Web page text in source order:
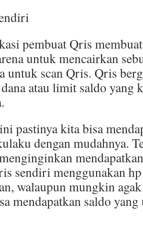
pembuat Qris
untuk mencairkan
untuk scan Qris. Qris
atau limit saldo
pastinya kita bisa
dengan mudahnya.
sendiri menggunakan
walaupun mungkin
mendapatkan saldo